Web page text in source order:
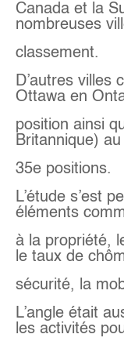
Canada et la
nombreuses
classement.
D’autres villes
Ottawa en
position ainsi
Britannique)
35e positions.
L’étude s’est
éléments
à la propriété,
le taux de
sécurité, la
L’angle était
les activités